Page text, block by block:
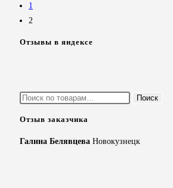
1
2
Отзывы в яндексе
Искать: Поиск
Отзыв заказчика
Галина Белявцева Новокузнецк